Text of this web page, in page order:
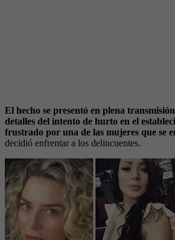
El hecho se presentó en plena
detalles del intento de hurto en el
frustrado por una de las mujeres que se
decidió enfrentar a los delincuentes.